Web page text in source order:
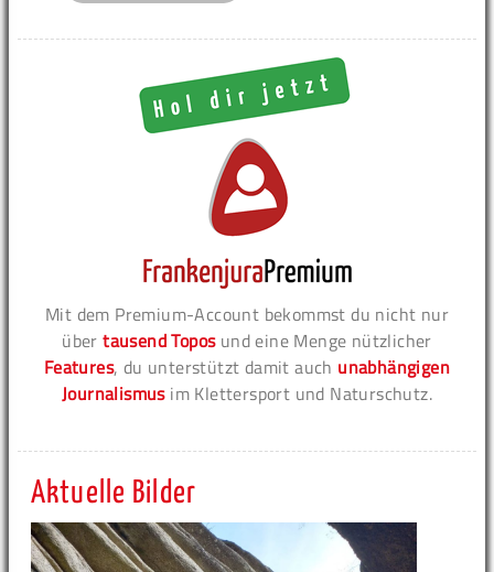
Mit dem Premium-Account bekommst du nicht nur
übertausend Toposund eine Menge nützlicher
Features, du unterstützt damit auch unabhängigen
Journalismusim Klettersport und Naturschutz.
Aktuelle Bilder